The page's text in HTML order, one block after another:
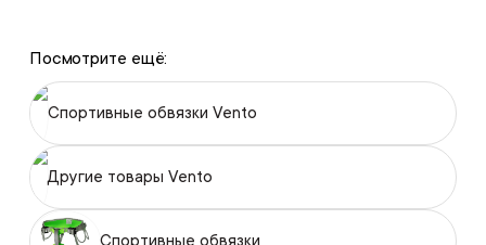
Посмотрите ещё:
Спортивные обвязки Vento
Другие товары Vento
Спортивные обвязки